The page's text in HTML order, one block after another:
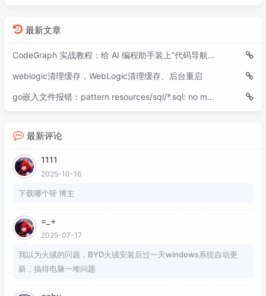
最新文章
CodeGraph 实战教程：给 AI 编程助手装上“代码导航仪”
weblogic清理缓存，WebLogic清理缓存、后台重启
go嵌入文件报错：pattern resources/sql/*.sql: no matching files found
最新评论
1111
2025-10-16
下载哪个呀 博主
=_+
2025-07-17
我以为火绒的问题，BYD火绒安装后过一天windows系统自动更
新，搞得电脑一堆问题